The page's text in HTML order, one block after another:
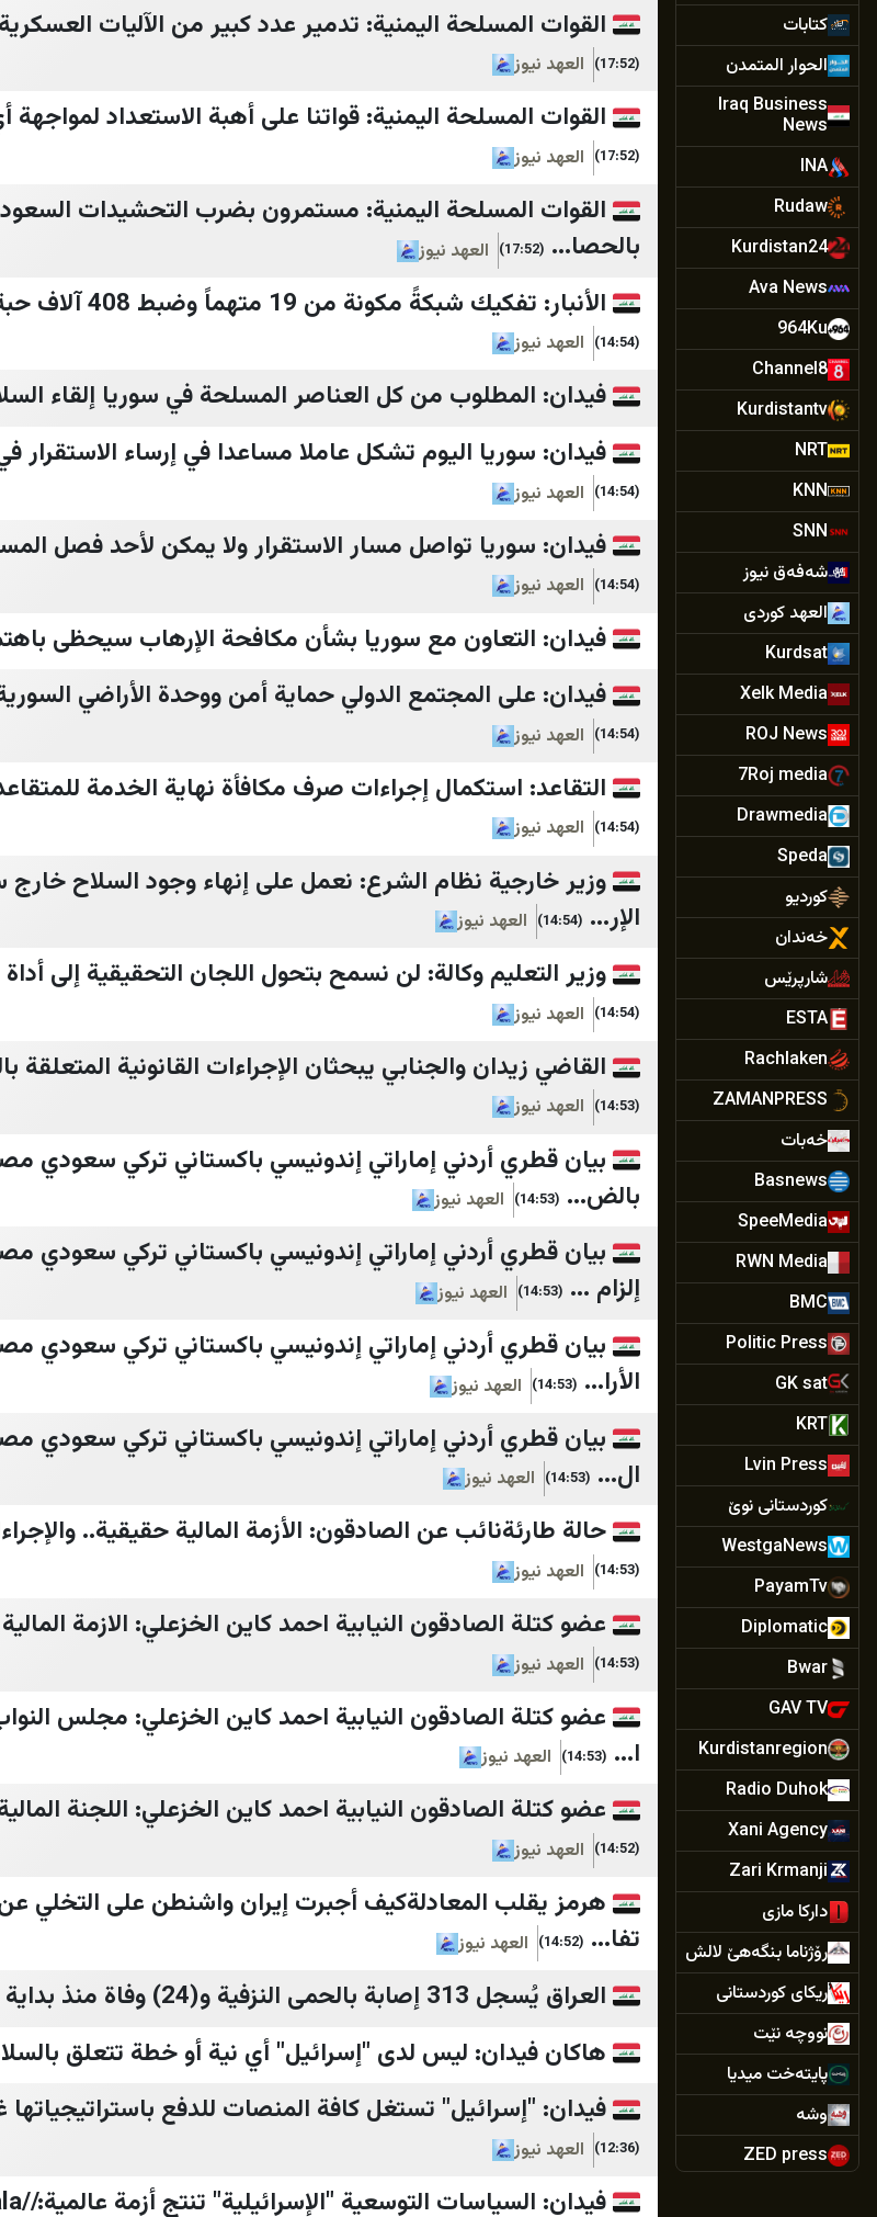
كتابات
الحوار المتمدن
Iraq Business
News
INA
Rudaw
Kurdistan24
Ava News
964Ku
Channel8
Kurdistantv
NRT
KNN
SNN
شەفەق نیوز
العهد كوردى
Kurdsat
Xelk Media
ROJ News
7Roj media
Drawmedia
Speda
کوردیو
خەندان
شارپرێس
ESTA
Rachlaken
ZAMANPRESS
خه‌بات
Basnews
SpeeMedia
RWN Media
BMC
Politic Press
GK sat
KRT
Lvin Press
کوردستانی نوێ
WestgaNews
PayamTv
Diplomatic
Bwar
GAV TV
Kurdistanregion
Radio Duhok
Xani Agency
Zari Krmanji
داركا مازی
رۆژناما بنگەهێ لالش
ريكاى كوردستانی
نووچە نێت
پایتەخت میدیا
وشە
ZED press
القوات المسلحة اليمنية: تدمير عدد كبير من الآليات
(17:52) العهد نيوز
القوات المسلحة اليمنية: قواتنا على أهبة الاستعداد
(17:52) العهد نيوز
القوات المسلحة اليمنية: مستمرون بضرب التحشيدات
بالحصا... (17:52) العهد نيوز
الأنبار: تفكيك شبكةً مكونة من 19 متهماً وضبط 408 آلاف حبة كبتاجون التفاصيل #...
(14:54) العهد نيوز
فيدان: المطلوب من كل العناصر المسلحة في سوريا إلقاء
فيدان: سوريا اليوم تشكل عاملا مساعدا في إرساء الاستقرار
(14:54) العهد نيوز
فيدان: سوريا تواصل مسار الاستقرار ولا يمكن لأحد فصل
(14:54) العهد نيوز
فيدان: التعاون مع سوريا بشأن مكافحة الإرهاب سيحظى
فيدان: على المجتمع الدولي حماية أمن ووحدة الأراضي
(14:54) العهد نيوز
التقاعد: استكمال إجراءات صرف مكافأة نهاية الخدمة
(14:54) العهد نيوز
وزير خارجية نظام الشرع: نعمل على إنهاء وجود السلاح
الإر... (14:54) العهد نيوز
وزير التعليم وكالة: لن نسمح بتحول اللجان التحقيقية إلى
(14:54) العهد نيوز
القاضي زيدان والجنابي يبحثان الإجراءات القانونية المتعلقة
(14:53) العهد نيوز
بيان قطري أردني إماراتي إندونيسي باكستاني تركي سعودي
بالض... (14:53) العهد نيوز
بيان قطري أردني إماراتي إندونيسي باكستاني تركي
إلزام ... (14:53) العهد نيوز
بيان قطري أردني إماراتي إندونيسي باكستاني تركي
الأرا... (14:53) العهد نيوز
بيان قطري أردني إماراتي إندونيسي باكستاني تركي
ال... (14:53) العهد نيوز
حالة طارئةنائب عن الصادقون: الأزمة المالية حقيقية..
(14:53) العهد نيوز
عضو كتلة الصادقون النيابية احمد كاين الخزعلي: الازمة
(14:53) العهد نيوز
عضو كتلة الصادقون النيابية احمد كاين الخزعلي: مجلس
ا... (14:53) العهد نيوز
عضو كتلة الصادقون النيابية احمد كاين الخزعلي: اللجنة
(14:52) العهد نيوز
هرمز يقلب المعادلةكيف أجبرت إيران واشنطن على التخلي
تفا... (14:52) العهد نيوز
العراق يُسجل 313 إصابة بالحمى النزفية و(24) وفاة منذ بداية العام...
هاكان فيدان: ليس لدى "إسرائيل" أي نية أو خطة تتعلق
فيدان: "إسرائيل" تستغل كافة المنصات للدفع باستراتيجياتها
(12:36) العهد نيوز
فيدان: السياسات التوسعية "الإسرائيلية" تنتج أزمة عالمية://ala...